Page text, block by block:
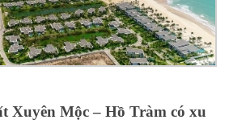
Xuyên Mộc – Hồ Tràm có xu